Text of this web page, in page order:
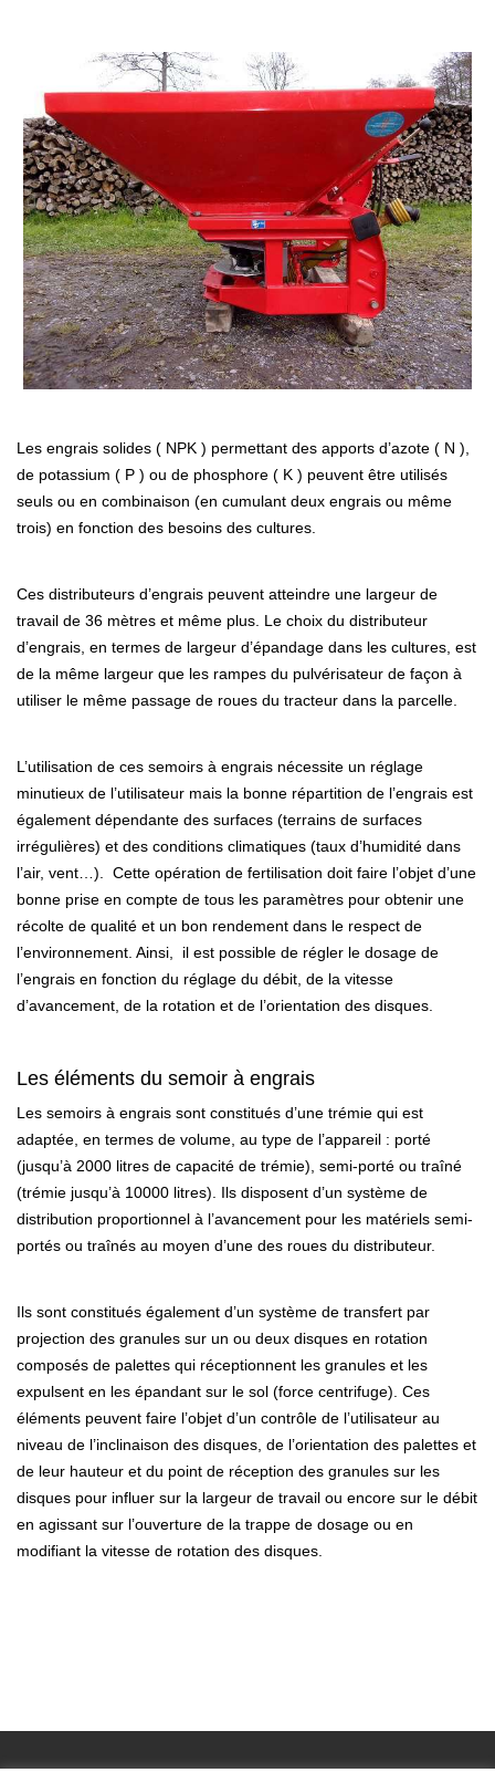
Les engrais solides ( NPK ) permettant des apports d’azote ( N ),
de potassium ( P ) ou de phosphore ( K ) peuvent être utilisés
seuls ou en combinaison (en cumulant deux engrais ou même
trois) en fonction des besoins des cultures.
Ces distributeurs d’engrais peuvent atteindre une largeur de
travail de 36 mètres et même plus. Le choix du distributeur
d’engrais, en termes de largeur d’épandage dans les cultures, est
de la même largeur que les rampes du pulvérisateur de façon à
utiliser le même passage de roues du tracteur dans la parcelle.
L’utilisation de ces semoirs à engrais nécessite un réglage
minutieux de l’utilisateur mais la bonne répartition de l’engrais est
également dépendante des surfaces (terrains de surfaces
irrégulières) et des conditions climatiques (taux d’humidité dans
l’air, vent…). Cette opération de fertilisation doit faire l’objet d’une
bonne prise en compte de tous les paramètres pour obtenir une
récolte de qualité et un bon rendement dans le respect de
l’environnement. Ainsi, il est possible de régler le dosage de
l’engrais en fonction du réglage du débit, de la vitesse
d’avancement, de la rotation et de l’orientation des disques.
Les éléments du semoir à engrais
Les semoirs à engrais sont constitués d’une trémie qui est
adaptée, en termes de volume, au type de l’appareil : porté
(jusqu’à 2000 litres de capacité de trémie), semi-porté ou traîné
(trémie jusqu’à 10000 litres). Ils disposent d’un système de
distribution proportionnel à l’avancement pour les matériels semi-
portés ou traînés au moyen d’une des roues du distributeur.
Ils sont constitués également d’un système de transfert par
projection des granules sur un ou deux disques en rotation
composés de palettes qui réceptionnent les granules et les
expulsent en les épandant sur le sol (force centrifuge). Ces
éléments peuvent faire l’objet d’un contrôle de l’utilisateur au
niveau de l’inclinaison des disques, de l’orientation des palettes et
de leur hauteur et du point de réception des granules sur les
disques pour influer sur la largeur de travail ou encore sur le débit
en agissant sur l’ouverture de la trappe de dosage ou en
modifiant la vitesse de rotation des disques.